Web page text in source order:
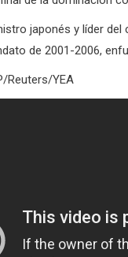
japonés y líder
de 2001-2006,
Reuters/YEA